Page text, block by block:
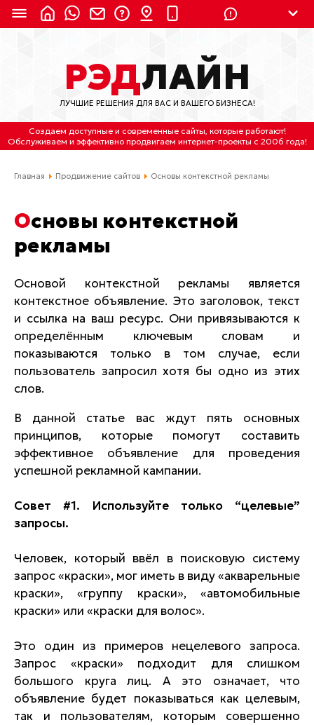
8 (800) 550-9899 (с 2:30 до 11:30 по
Мск)
Бесплатно по России
(4212) 658-653
(4212) 637-673
Отдельный вход \ Левый торец здания
Пн-пт. с 9:30 до 18:30 (по Хбк)
info@lred.ru
Все контакты
РЭДЛАЙН
ЛУЧШИЕ РЕШЕНИЯ ДЛЯ ВАС И ВАШЕГО БИЗНЕСА!
Создаем доступные и современные сайты, которые работают!
Обслуживаем и эффективно продвигаем интернет-проекты с 2006 года!
Главная Продвижение сайтов Основы контекстной рекламы
Основы контекстной
рекламы
Основой контекстной рекламы является
контекстное объявление. Это заголовок, текст
и ссылка на ваш ресурс. Они привязываются к
определённым ключевым словам и
показываются только в том случае, если
пользователь запросил хотя бы одно из этих
слов.
В данной статье вас ждут пять основных
принципов, которые помогут составить
эффективное объявление для проведения
успешной рекламной кампании.
Совет #1. Используйте только “целевые”
запросы.
Человек, который ввёл в поисковую систему
запрос «краски», мог иметь в виду «акварельные
краски», «группу краски», «автомобильные
краски» или «краски для волос».
Это один из примеров нецелевого запроса.
Запрос «краски» подходит для слишком
большого круга лиц. А это означает, что
объявление будет показываться как целевым,
так и пользователям, которым совершенно